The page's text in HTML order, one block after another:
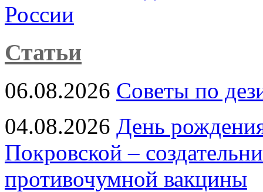
России
Статьи
06.08.2026 Советы по
04.08.2026 День
Покровской –
противочумной вакцины